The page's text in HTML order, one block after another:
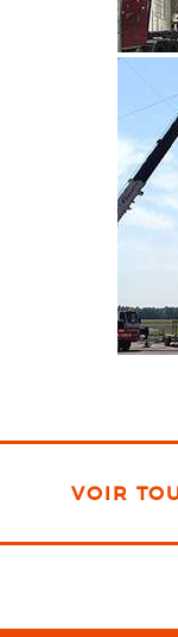
VOIR